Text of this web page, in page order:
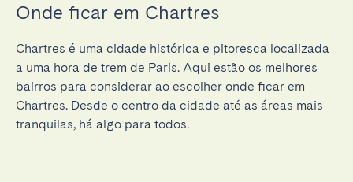
Onde ficar em Chartres
Chartres é uma cidade histórica e pitoresca localizada
a uma hora de trem de Paris. Aqui estão os melhores
bairros para considerar ao escolher onde ficar em
Chartres. Desde o centro da cidade até as áreas mais
tranquilas, há algo para todos.